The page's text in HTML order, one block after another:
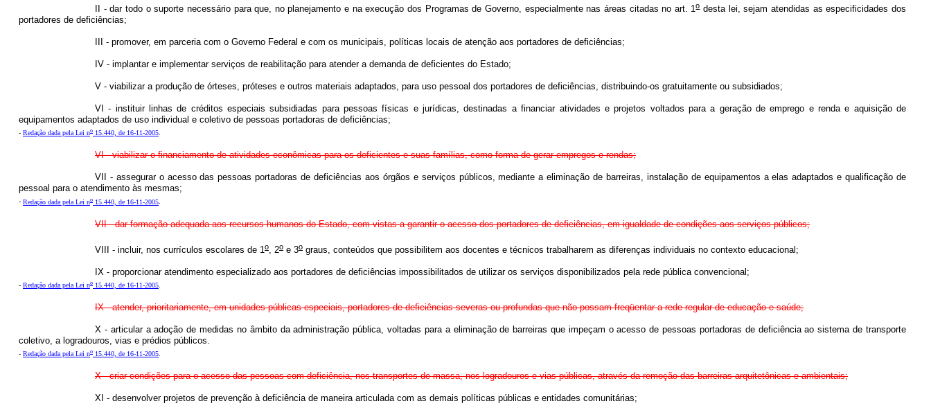
II - dar todo o suporte necessário para que, no planejamento e na execução dos Programas de Governo, especialmente nas áreas citadas no art. 1odesta lei, sejam atendidas as especificidades dos
portadores de deficiências;
III - promover, em parceria com o Governo Federal e com os municipais, políticas locais de atenção aos portadores de deficiências;
IV - implantar e implementar serviços de reabilitação para atender a demanda de deficientes do Estado;
V - viabilizar a produção de órteses, próteses e outros materiais adaptados, para uso pessoal dos portadores de deficiências, distribuindo-os gratuitamente ou subsidiados;
VI - instituir linhas de créditos especiais subsidiadas para pessoas físicas e jurídicas, destinadas a financiar atividades e projetos voltados para a geração de emprego e renda e aquisição de
equipamentos adaptados de uso individual e coletivo de pessoas portadoras de deficiências;
- Redação dada pela Lei no 15.440, de 16-11-2005
VI - viabilizar o financiamento de atividades econômicas para os deficientes e suas famílias, como forma de gerar empregos e rendas;
VII - assegurar o acesso das pessoas portadoras de deficiências aos órgãos e serviços públicos, mediante a eliminação de barreiras, instalação de equipamentos a elas adaptados e qualificação de
pessoal para o atendimento às mesmas;
- Redação dada pela Lei no 15.440, de 16-11-2005.
VII - dar formação adequada aos recursos humanos do Estado, com vistas a garantir o acesso dos portadores de deficiências, em igualdade de condições aos serviços públicos;
VIII - incluir, nos currículos escolares de 1 o , 2o e 3o graus, conteúdos que possibilitem aos docentes e técnicos trabalharem as diferenças individuais no contexto educacional;
IX - proporcionar atendimento especializado aos portadores de deficiências impossibilitados de utilizar os serviços disponibilizados pela rede pública convencional;
- Redação dada pela Lei no 15.440, de 16-11-2005
IX - atender, prioritariamente, em unidades públicas especiais, portadores de deficiências severas ou profundas que não possam freqüentar a rede regular de educação e saúde;
X - articular a adoção de medidas no âmbito da administração pública, voltadas para a eliminação de barreiras que impeçam o acesso de pessoas portadoras de deficiência ao sistema de transporte
coletivo, a logradouros, vias e prédios públicos.
- Redação dada pela Lei no 15.440, de 16-11-2005.
X - criar condições para o acesso das pessoas com deficiência, nos transportes de massa, nos logradouros e vias públicas, através da remoção das barreiras arquitetônicas e ambientais;
XI - desenvolver projetos de prevenção à deficiência de maneira articulada com as demais políticas públicas e entidades comunitárias;